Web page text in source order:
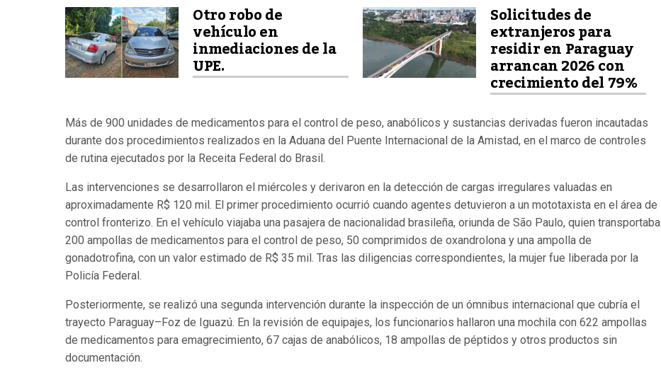
Otro robo de
vehículo en
inmediaciones de la
UPE.
Solicitudes de
extranjeros para
residir en Paraguay
arrancan 2026 con
crecimiento del 79%
Más de 900 unidades de medicamentos para el control de peso, anabólicos y sustancias derivadas fueron incautadas
durante dos procedimientos realizados en la Aduana del Puente Internacional de la Amistad, en el marco de controles
de rutina ejecutados por la Receita Federal do Brasil.
Las intervenciones se desarrollaron el miércoles y derivaron en la detección de cargas irregulares valuadas en
aproximadamente R$ 120 mil. El primer procedimiento ocurrió cuando agentes detuvieron a un mototaxista en el área de
control fronterizo. En el vehículo viajaba una pasajera de nacionalidad brasileña, oriunda de São Paulo, quien transportaba
200 ampollas de medicamentos para el control de peso, 50 comprimidos de oxandrolona y una ampolla de
gonadotrofina, con un valor estimado de R$ 35 mil. Tras las diligencias correspondientes, la mujer fue liberada por la
Policía Federal.
Posteriormente, se realizó una segunda intervención durante la inspección de un ómnibus internacional que cubría el
trayecto Paraguay–Foz de Iguazú. En la revisión de equipajes, los funcionarios hallaron una mochila con 622 ampollas
de medicamentos para emagrecimiento, 67 cajas de anabólicos, 18 ampollas de péptidos y otros productos sin
documentación.